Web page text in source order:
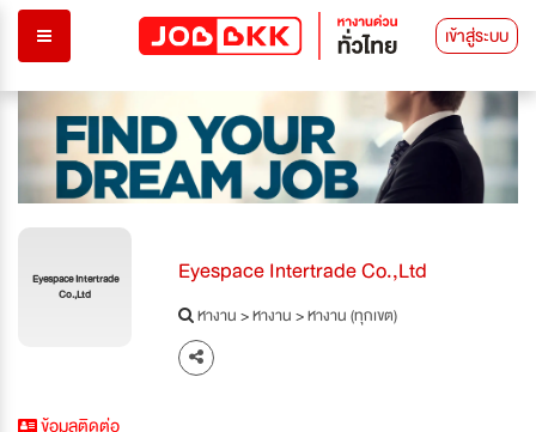
เข้าสู่ระบบ
Eyespace Intertrade
Co.,Ltd
Eyespace Intertrade Co.,Ltd
หางาน>หางาน>หางาน (ทุกเขต)
ข้อมูลติดต่อ